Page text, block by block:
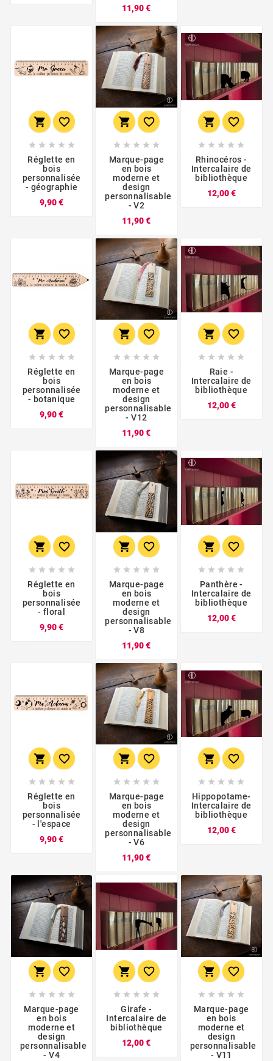
11,90 €Prix
 
    
Réglette en
bois
personnalisée
- géographie
9,90 €Prix
 
    
Marque-page
en bois
moderne et
design
personnalisable
- V2
11,90 €Prix
 
    
Rhinocéros -
Intercalaire de
bibliothèque
12,00 €Prix
 
    
Réglette en
bois
personnalisée
- botanique
9,90 €Prix
 
    
Marque-page
en bois
moderne et
design
personnalisable
- V12
11,90 €Prix
 
    
Raie -
Intercalaire de
bibliothèque
12,00 €Prix
 
    
Réglette en
bois
personnalisée
- floral
9,90 €Prix
 
    
Marque-page
en bois
moderne et
design
personnalisable
- V8
11,90 €Prix
 
    
Panthère -
Intercalaire de
bibliothèque
12,00 €Prix
 
    
Réglette en
bois
personnalisée
- l'espace
9,90 €Prix
 
    
Marque-page
en bois
moderne et
design
personnalisable
- V6
11,90 €Prix
 
    
Hippopotame-
Intercalaire de
bibliothèque
12,00 €Prix
 
    
Marque-page
en bois
moderne et
design
personnalisable
- V4
 
    
Girafe -
Intercalaire de
bibliothèque
12,00 €Prix
 
    
Marque-page
en bois
moderne et
design
personnalisable
- V11